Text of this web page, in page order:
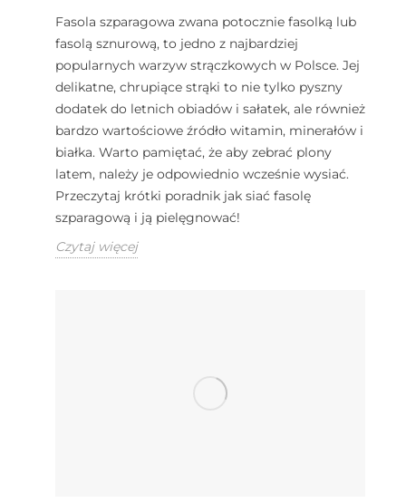
Fasola szparagowa zwana potocznie fasolką lub
fasolą sznurową, to jedno z najbardziej
popularnych warzyw strączkowych w Polsce. Jej
delikatne, chrupiące strąki to nie tylko pyszny
dodatek do letnich obiadów i sałatek, ale również
bardzo wartościowe źródło witamin, minerałów i
białka. Warto pamiętać, że aby zebrać plony
latem, należy je odpowiednio wcześnie wysiać.
Przeczytaj krótki poradnik jak siać fasolę
szparagową i ją pielęgnować!
Czytaj więcej